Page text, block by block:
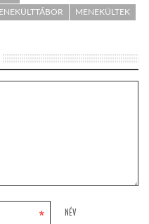
MENEKÜLTEK
NÉV
*